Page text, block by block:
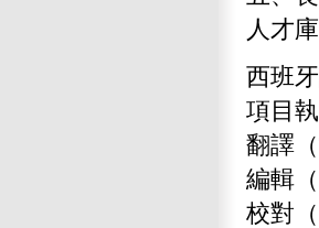
人才庫
西班
項目執
翻譯（
編輯（
校對（